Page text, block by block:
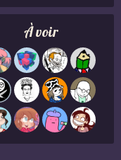
À voir